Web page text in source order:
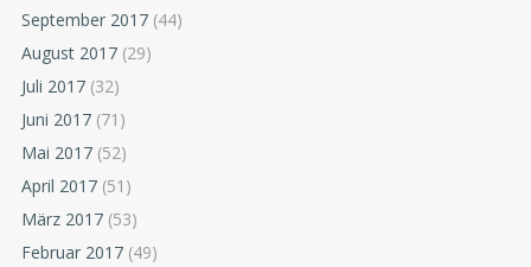
September 2017 (44)
August 2017 (29)
Juli 2017 (32)
Juni 2017 (71)
Mai 2017 (52)
April 2017 (51)
März 2017 (53)
Februar 2017 (49)